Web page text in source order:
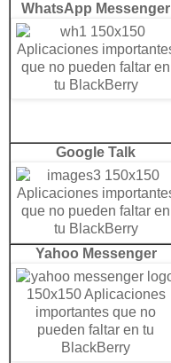
WhatsApp Messenger
Google Talk
Yahoo Messenger